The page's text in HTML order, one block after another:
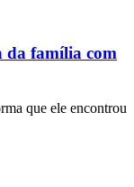
família com
que ele encontrou